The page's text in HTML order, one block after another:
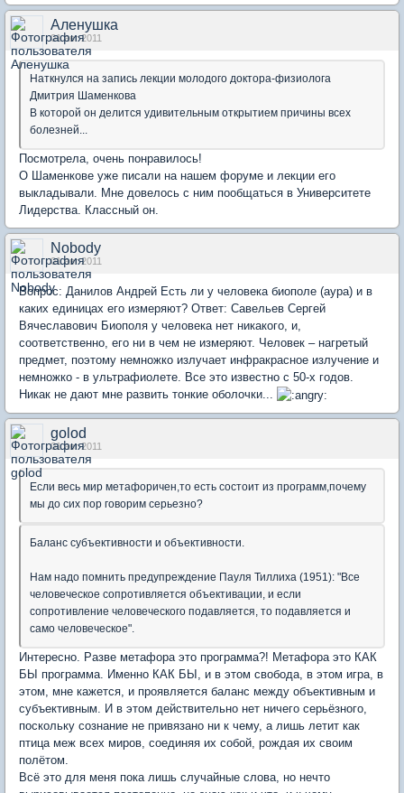
Аленушка
01 авг 2011
Наткнулся на запись лекции молодого доктора-физиолога
Дмитрия Шаменкова
В которой он делится удивительным открытием причины всех
болезней...
Посмотрела, очень понравилось!
О Шаменкове уже писали на нашем форуме и лекции его
выкладывали. Мне довелось с ним пообщаться в Университете
Лидерства. Классный он.
Nobody
01 авг 2011
Вопрос: Данилов Андрей Есть ли у человека биополе (аура) и в
каких единицах его измеряют? Ответ: Савельев Сергей
Вячеславович Биополя у человека нет никакого, и,
соответственно, его ни в чем не измеряют. Человек – нагретый
предмет, поэтому немножко излучает инфракрасное излучение и
немножко - в ультрафиолете. Все это известно с 50-х годов.
Никак не дают мне развить тонкие оболочки...
golod
01 авг 2011
Если весь мир метафоричен,то есть состоит из программ,почему
мы до сих пор говорим серьезно?
Баланс субъективности и объективности.
Нам надо помнить предупреждение Пауля Тиллиха (1951): "Все
человеческое сопротивляется объективации, и если
сопротивление человеческого подавляется, то подавляется и
само человеческое".
Интересно. Разве метафора это программа?! Метафора это КАК
БЫ программа. Именно КАК БЫ, и в этом свобода, в этом игра, в
этом, мне кажется, и проявляется баланс между объективным и
субъективным. И в этом действительно нет ничего серьёзного,
поскольку сознание не привязано ни к чему, а лишь летит как
птица меж всех миров, соединяя их собой, рождая их своим
полётом.
Всё это для меня пока лишь случайные слова, но нечто